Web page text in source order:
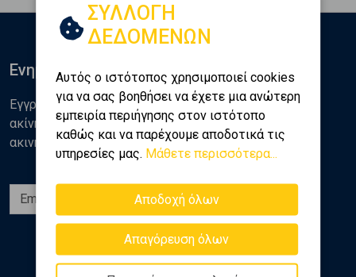
ΣΥΛΛΟΓΗ
ΔΕΔΟΜΕΝΩΝ
Αυτός ο ιστότοπος χρησιμοποιεί cookies
για να σας βοηθήσει να έχετε μια ανώτερη
εμπειρία περιήγησης στον ιστότοπο
καθώς και να παρέχουμε αποδοτικά τις
υπηρεσίες μας. Μάθετε περισσότερα...
Αποδοχή όλων
Απαγόρευση όλων
Ενημερωθείτε
Εγγραφείτε στο newsletter της Golden Home για νέα
ακίνητα, αναλύσεις και διάφορα θέματα της αγοράς
ακινήτων
Εγγραφή
Ακολουθήστε μας